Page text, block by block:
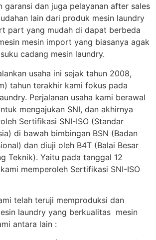
garansi dan juga pelayanan after sales
lain dari produk mesin laundry
part yang mudah di dapat berbeda
mesin import yang biasanya agak
cadang mesin laundry.
usaha ini sejak tahun 2008,
tahun terakhir kami fokus pada
Perjalanan usaha kami berawal
mengajukan SNI, dan akhirnya
Sertifikasi SNI-ISO (Standar
di bawah bimbingan BSN (Badan
dan diuji oleh B4T (Balai Besar
Teknik). Yaitu pada tanggal 12
memperoleh Sertifikasi SNI-ISO
telah teruji memproduksi dan
laundry yang berkualitas mesin
antara lain :